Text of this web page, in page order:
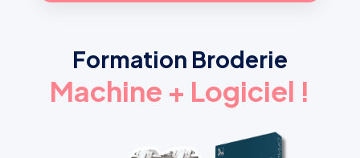
Formation Broderie
Machine + Logiciel !